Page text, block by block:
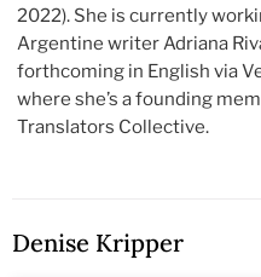
2022). She is currently
Argentine writer Adriana
forthcoming in English via
where she’s a founding
Translators Collective.
Denise Kripper